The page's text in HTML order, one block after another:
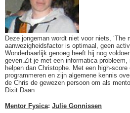
Deze jongeman wordt niet voor niets, ‘The
aanwezigheidsfactor is optimaal, geen
Wonderbaarlijk genoeg heeft hij nog
geven.Zit je met een informatica
helpen dan Christophe. Met een high-
programmeren en zijn algemene kennis
de Chris de gewezen persoon om als
Dixit Daan
Mentor Fysica: Julie Gonnissen